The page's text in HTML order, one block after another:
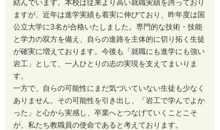
結んでいます。本校は従来より高い就職実績を誇っており
ますが、近年は進学実績も着実に伸びており、昨年度は国
公立大学に3名が合格いたしました。専門的な技術・技能
と学力の双方を備え、自らの進路を主体的に切り拓く生徒
が確実に増えております。今後も「就職にも進学にも強い
岩工」として、一人ひとりの志の実現を支えてまいりま
す。
一方で、自らの可能性にまだ気づいていない生徒も少なく
ありません。その可能性を引き出し、「岩工で学んでよか
った」と心から実感し、卒業へとつなげていくことこそ
が、私たち教職員の使命であると考えております。